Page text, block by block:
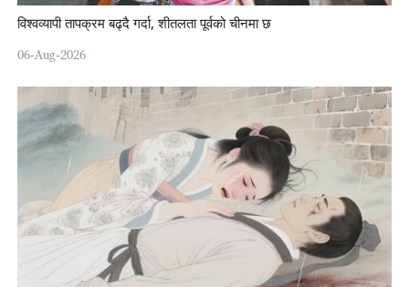
विश्वव्यापी तापक्रम बढ्दै गर्दा, शीतलता पूर्वको चीनमा छ
06-Aug-2026